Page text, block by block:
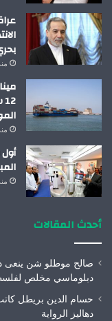
منذ 3
منذ 4
منذ 5
أحدث المقالات
صالح موطلو شن ينعى
دبلوماسي مخلص
حسام الدين بريطل
دهاليز الرواية